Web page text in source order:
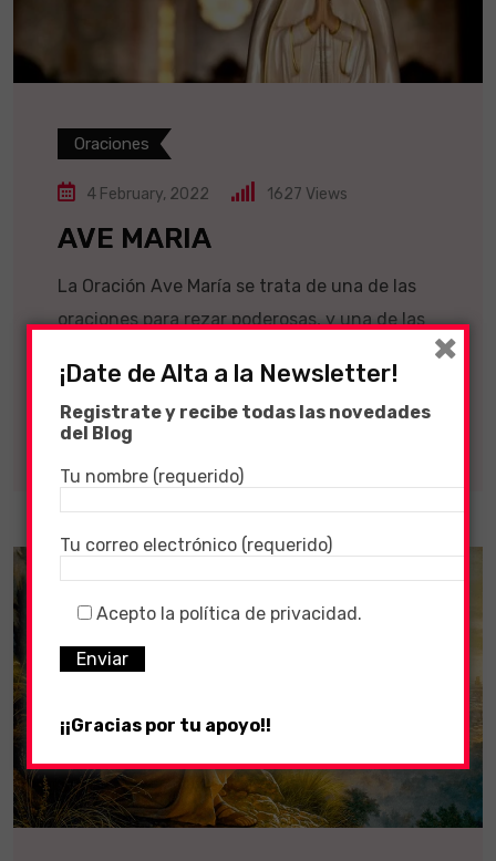
Oraciones
4 February, 2022 1627 Views
AVE MARIA
La Oración Ave María se trata de una de las
oraciones para rezar poderosas, y una de las
LEER MÁS
¡Date de Alta a la Newsletter!
Registrate y recibe todas las novedades
del Blog
Tu nombre (requerido)
Tu correo electrónico (requerido)
Acepto la política de privacidad.
¡¡Gracias por tu apoyo!!
×